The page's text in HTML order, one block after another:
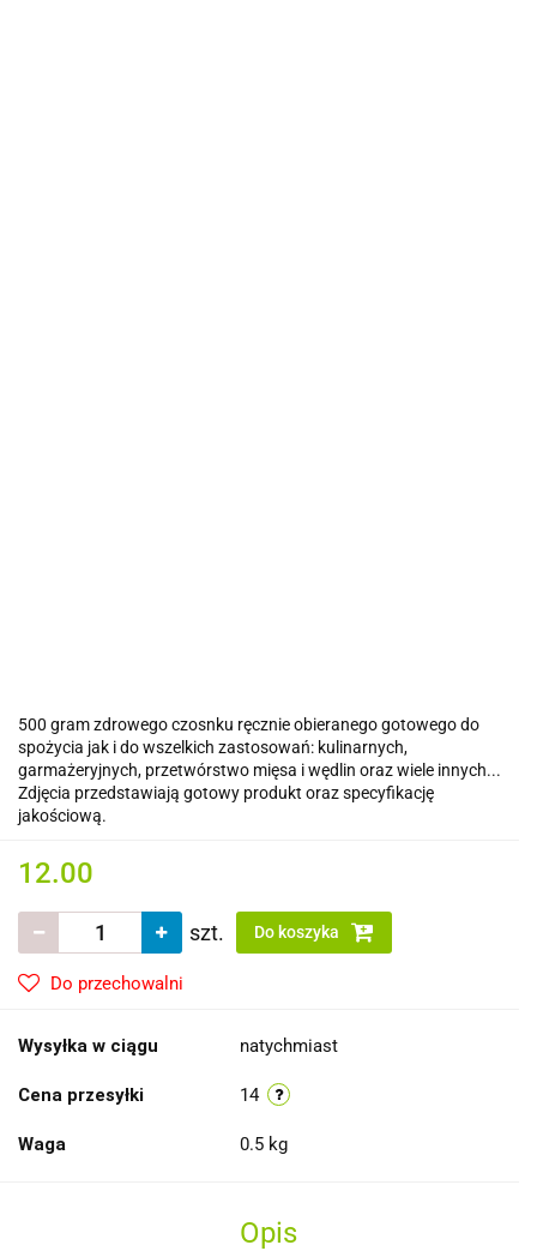
500 gram zdrowego czosnku ręcznie obieranego gotowego do
spożycia jak i do wszelkich zastosowań: kulinarnych,
garmażeryjnych, przetwórstwo mięsa i wędlin oraz wiele innych...
Zdjęcia przedstawiają gotowy produkt oraz specyfikację
jakościową.
12.00
szt. Do koszyka
Do przechowalni
Wysyłka w ciągu natychmiast
Cena przesyłki 14
Waga 0.5 kg
Opis